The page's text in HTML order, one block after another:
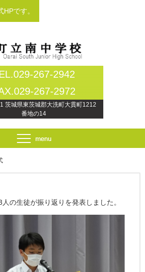
です。
267-2942
267-2972
茨城県東茨城郡大洗町大貫町1212
番地の14
の生徒が振り返りを発表しました。